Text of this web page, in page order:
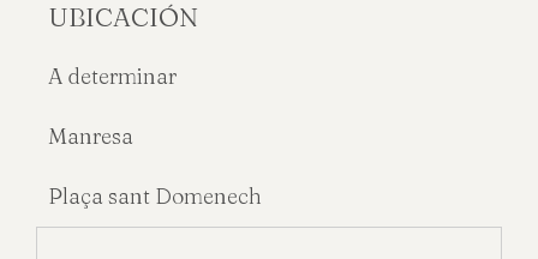
UBICACIÓN
A determinar
Manresa
Plaça sant Domenech